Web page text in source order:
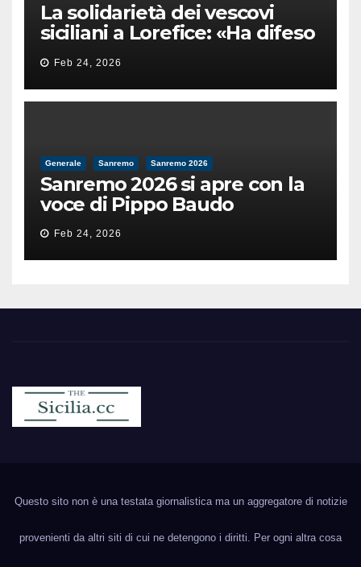
La solidarietà dei vescovi
siciliani a Lorefice: «Ha difeso
il valore e la dignità
dell’umanità»
Feb 24, 2026
Generale Sanremo Sanremo 2026
Sanremo 2026 si apre con la
voce di Pippo Baudo
Feb 24, 2026
Questo sito non è una testata giornalistica ma un aggregatore di notizie
provenienti da altri siti di cui ne detengono i diritti. Per ogni altra cosa